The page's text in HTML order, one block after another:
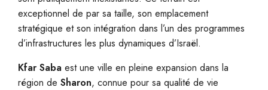
exceptionnel de par sa taille, son emplacement
stratégique et son intégration dans l’un des programmes
d’infrastructures les plus dynamiques d’Israël.
Kfar Saba est une ville en pleine expansion dans la
région de Sharon, connue pour sa qualité de vie